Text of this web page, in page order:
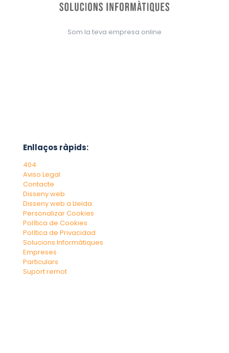
Som la teva empresa online
Enllaços ràpids:
404
Aviso Legal
Contacte
Disseny web
Disseny web a Lleida
Personalizar Cookies
Política de Cookies
Política de Privacidad
Solucions Informàtiques
Empreses
Particulars
Suport remot